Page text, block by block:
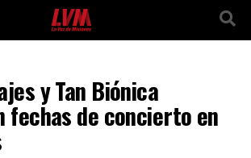
y Tan Biónica
fechas de concierto en